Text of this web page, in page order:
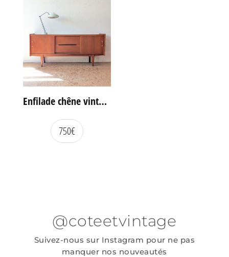
Enfilade chêne vintage portes coulissantes
750€
@coteetvintage
Suivez-nous sur Instagram pour ne pas
manquer nos nouveautés